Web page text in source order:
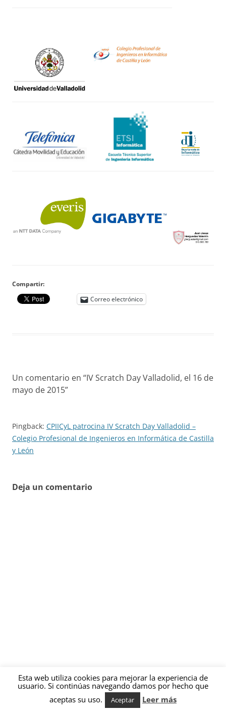
Compartir:
Correo electrónico
Un comentario en “IV Scratch Day Valladolid, el 16 de
mayo de 2015”
Pingback: CPIICyL patrocina IV Scratch Day Valladolid –
Colegio Profesional de Ingenieros en Informática de Castilla
y León
Deja un comentario
Esta web utiliza cookies para mejorar la experiencia de
usuario. Si continúas navegando damos por hecho que
aceptas su uso.
Aceptar Leer más